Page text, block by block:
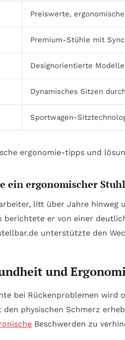
Preiswerte,
Premium-Stühle mit
Designorientierte
Dynamisches Sitzen
Sportwagen-
ein ergonomischer
litt über Jahre hinweg
berichtete er von einer
unterstützte den
und
bei Rückenproblemen wird
physischen Schmerz
Beschwerden zu